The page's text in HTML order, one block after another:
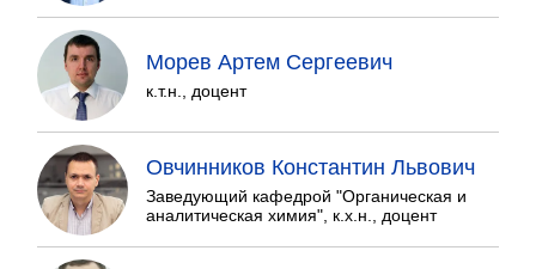
Морев Артем Сергеевич
к.т.н., доцент
Овчинников Константин Львович
Заведующий кафедрой "Органическая и
аналитическая химия", к.х.н., доцент